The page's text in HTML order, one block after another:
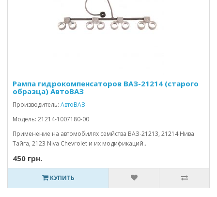
Рампа гидрокомпенсаторов ВАЗ-21214 (старого
образца) АвтоВАЗ
Производитель: АвтоВАЗ
Модель: 21214-1007180-00
Применение на автомобилях семйства ВАЗ-21213, 21214 Нива
Тайга, 2123 Niva Chevrolet и их модификаций..
450 грн.
КУПИТЬ